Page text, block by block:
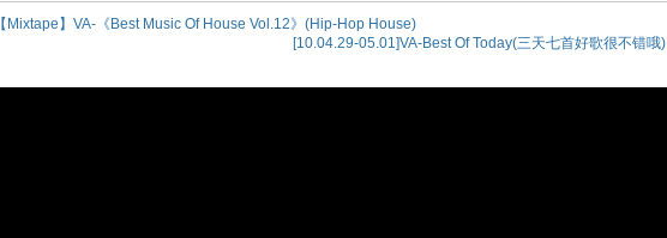
【Mixtape】VA-《Best Music Of House Vol.12》(Hip-Hop House)
[10.04.29-05.01]VA-Best Of Today(三天七首好歌很不错哦)